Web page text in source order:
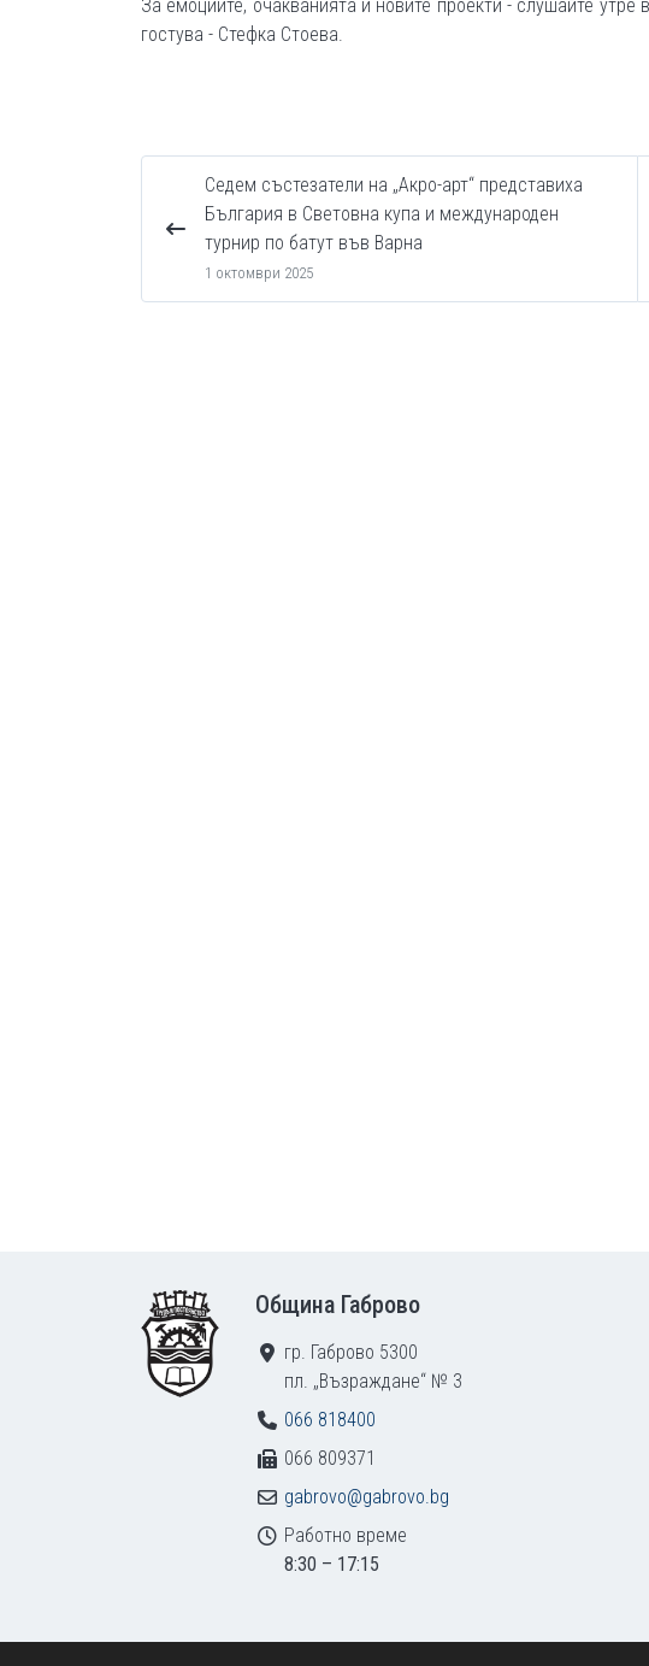
За емоциите, очакванията и новите проекти - слушайте
гостува - Стефка Стоева.
Седем състезатели на „Акро-арт“ представиха
България в Световна купа и международен
турнир по батут във Варна
1 октомври 2025
Община Габрово
гр. Габрово 5300
пл. „Възраждане“ № 3
066 818400
066 809371
gabrovo@gabrovo.bg
Работно време
8:30 – 17:15